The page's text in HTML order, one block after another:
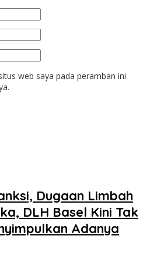
web saya pada peramban ini
Dugaan Limbah
DLH Basel Kini Tak
Adanya